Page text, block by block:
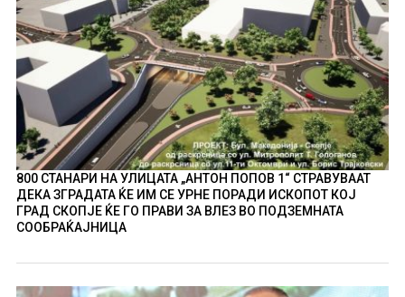
800 СТАНАРИ НА УЛИЦАТА „АНТОН ПОПОВ 1“ СТРАВУВААТ
ДЕКА ЗГРАДАТА ЌЕ ИМ СЕ УРНЕ ПОРАДИ ИСКОПОТ КОЈ
ГРАД СКОПЈЕ ЌЕ ГО ПРАВИ ЗА ВЛЕЗ ВО ПОДЗЕМНАТА
СООБРАЌАЈНИЦА